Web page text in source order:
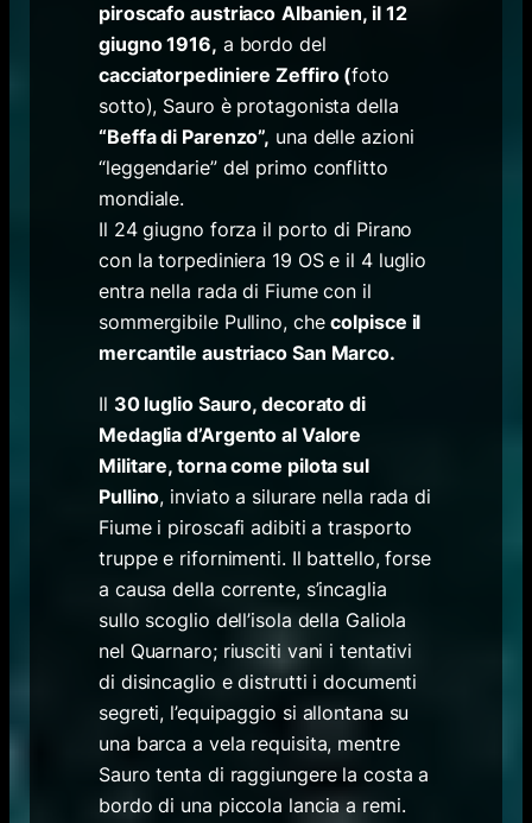
piroscafo austriaco Albanien, il 12
giugno 1916, a bordo del
cacciatorpediniere Zeffiro (foto
sotto), Sauro è protagonista della
“Beffa di Parenzo”, una delle azioni
“leggendarie” del primo conflitto
mondiale.
Il 24 giugno forza il porto di Pirano
con la torpediniera 19 OS e il 4 luglio
entra nella rada di Fiume con il
sommergibile Pullino, checolpisce il
mercantile austriaco San Marco.
Il 30 luglio Sauro, decorato di
Medaglia d’Argento al Valore
Militare, torna come pilota sul
Pullino, inviato a silurare nella rada di
Fiume i piroscafi adibiti a trasporto
truppe e rifornimenti. Il battello, forse
a causa della corrente, s’incaglia
sullo scoglio dell’isola della Galiola
nel Quarnaro; riusciti vani i tentativi
di disincaglio e distrutti i documenti
segreti, l’equipaggio si allontana su
una barca a vela requisita, mentre
Sauro tenta di raggiungere la costa a
bordo di una piccola lancia a remi.